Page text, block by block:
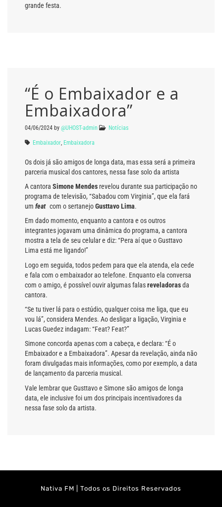
grande festa.
“É o Embaixador e a
Embaixadora”
04/06/2024 by @UHOST-admin Notícias
Embaixador Embaixadora
Os dois já são amigos de longa data, mas essa será a primeira
parceria musical dos cantores, nessa fase solo da artista
A cantora Simone Mendes revelou durante sua participação no
programa de televisão, “Sabadou com Virginia”, que ela fará
um feat com o sertanejoGusttavo Lima.
Em dado momento, enquanto a cantora e os outros
integrantes jogavam uma dinâmica do programa, a cantora
mostra a tela de seu celular e diz: “Pera aí que o Gusttavo
Lima está me ligando!”
Logo em seguida, todos pedem para que ela atenda, ela cede
e fala com o embaixador ao telefone. Enquanto ela conversa
com o amigo, é possível ouvir algumas falasreveladorasda
cantora.
“Se tu tiver lá para o estúdio, qualquer coisa me liga, que eu
vou lá”, considera Mendes. Ao desligar a ligação, Virginia e
Lucas Guedez indagam: “Feat? Feat?”
Simone concorda apenas com a cabeça, e declara: “É o
Embaixador e a Embaixadora”. Apesar da revelação, ainda não
foram divulgadas mais informações, como por exemplo, a data
de lançamento da parceria musical.
Vale lembrar que Gusttavo e Simone são amigos de longa
data, ele inclusive foi um dos principais incentivadores da
nessa fase solo da artista.
Nativa FM | Todos os Direitos Reservados